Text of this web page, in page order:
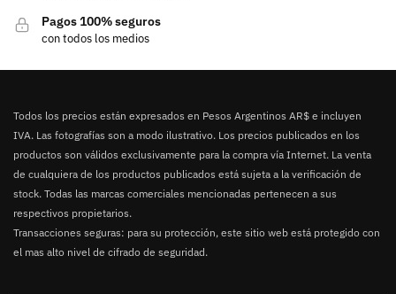
Pagos 100% seguros
con todos los medios
Todos los precios están expresados en Pesos Argentinos AR$ e incluyen
IVA. Las fotografías son a modo ilustrativo. Los precios publicados en los
productos son válidos exclusivamente para la compra vía Internet. La venta
de cualquiera de los productos publicados está sujeta a la verificación de
stock. Todas las marcas comerciales mencionadas pertenecen a sus
respectivos propietarios.
Transacciones seguras: para su protección, este sitio web está protegido con
el mas alto nivel de cifrado de seguridad.